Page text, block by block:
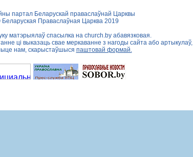
партал Беларускай праваслаўнай Царквы
Беларуская Праваслаўная Царква 2019
матэрыялаў спасылка на church.by абавязковая.
ці выказаць свае меркаванне з нагоды сайта або артыкулаў,
нам, скарыстаўшыся паштовай формай.